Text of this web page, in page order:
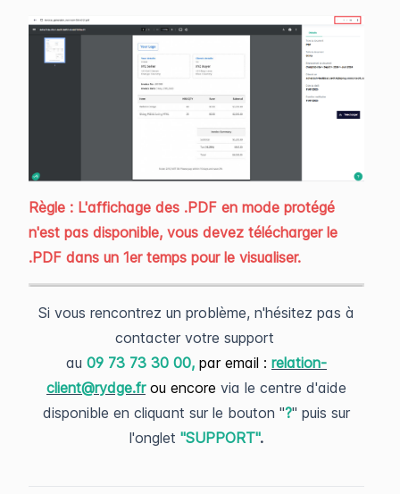
Règle : L'affichage des .PDF en mode protégé
n'est pas disponible, vous devez télécharger le
.PDF dans un 1er temps pour le visualiser.
Si vous rencontrez un problème, n'hésitez pas à
contacter votre support
au 09 73 73 30 00, par email : relation-
client@rydge.frou encore via le centre d'aide
disponible en cliquant sur le bouton "?" puis sur
l'onglet "SUPPORT".